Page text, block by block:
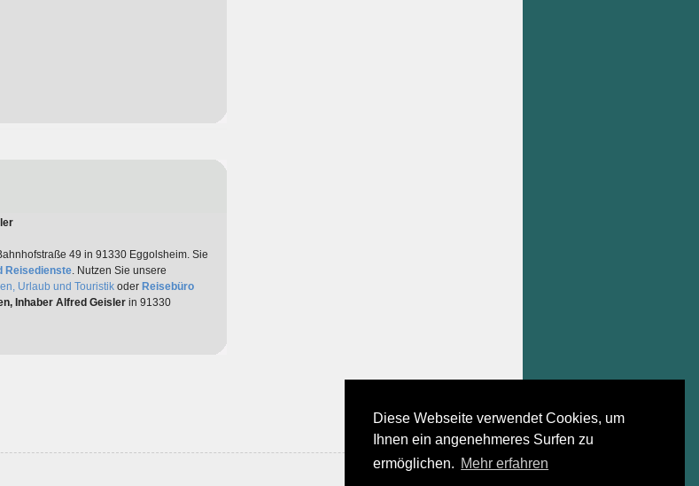
Diese Webseite verwendet Cookies, um
Ihnen ein angenehmeres Surfen zu
ermöglichen. Mehr erfahren
49 in 91330 Eggolsheim. Sie
Reisedienste. Nutzen Sie unsere
Urlaub und Touristikoder Reisebüro
Inhaber Alfred Geislerin 91330